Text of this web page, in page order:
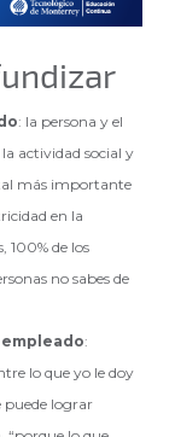
: la persona y el
actividad social y
más importante
en la
100% de los
no sabes de
:
lo que yo le doy
puede lograr